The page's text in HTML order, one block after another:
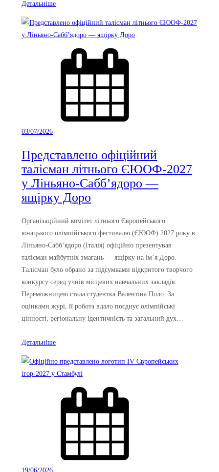
Детальніше
03/07/2026
Представлено офіційний
талісман літнього ЄЮОФ-2027
у Ліньяно-Сабб’ядоро —
ящірку Доро
Організаційний комітет літнього Європейського
юнацького олімпійського фестивалю (ЄЮОФ) 2027 року в
Ліньяно-Сабб’ядоро (Італія) офіційно презентував
талісман майбутніх змагань — ящірку на ім’я Доро.
Талісман було обрано за підсумками відкритого творчого
конкурсу серед учнів місцевих навчальних закладів.
Переможницею стала студентка Валентіна Поло. За
оцінками журі, її робота вдало поєднує олімпійські
цінності, регіональну ідентичність та загальний дух…
Детальніше
19/06/2026